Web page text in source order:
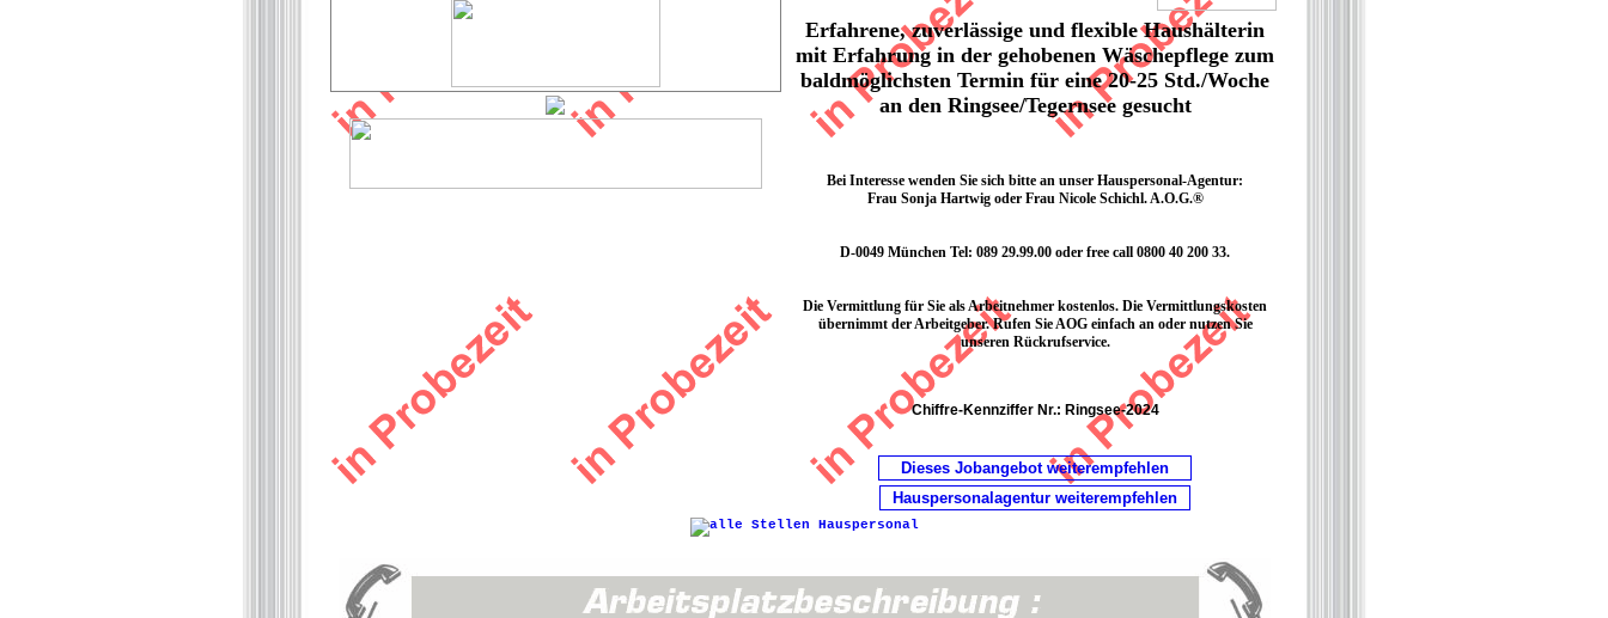
Erfahrene, zuverlässige und flexible Haushälterin
mit Erfahrung in der gehobenen Wäschepflege zum
baldmöglichsten Termin für eine 20-25 Std./Woche
an den Ringsee/Tegernsee gesucht
Bei Interesse wenden Sie sich bitte an unser Hauspersonal-Agentur:
Frau Sonja Hartwig oder Frau Nicole Schichl. A.O.G.®
D-0049 München Tel: 089 29.99.00 oder free call 0800 40 200 33.
Die Vermittlung für Sie als Arbeitnehmer kostenlos. Die Vermittlungskosten
übernimmt der Arbeitgeber. Rufen Sie AOG einfach an oder nutzen Sie
unseren Rückrufservice.
Chiffre-Kennziffer Nr.: Ringsee-2024
Dieses Jobangebot weiterempfehlen
Hauspersonalagentur weiterempfehlen